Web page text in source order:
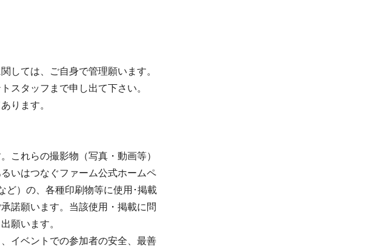
しては、ご自身で管理願います。
スタッフまで申し出て下さい。
ります。
これらの撮影物（写真・動画等）
いはつなぐファーム公式ホームペ
ど）の、各種印刷物等に使用･掲載
諾願います。当該使用・掲載に問
願います。
イベントでの参加者の安全、最善